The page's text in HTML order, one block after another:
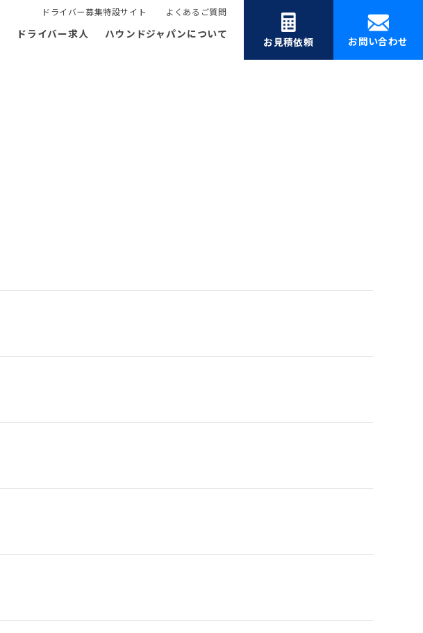
ドライバー募集特設サイト よくあるご質問
ドライバー求人 ハウンドジャパンについて
お見積依頼 お問い合わせ